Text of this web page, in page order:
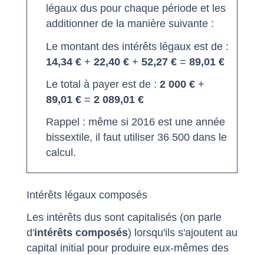
légaux dus pour chaque période et les
additionner de la manière suivante :
Le montant des intérêts légaux est de :
14,34 € + 22,40 € + 52,27 € = 89,01 €
Le total à payer est de : 2 000 € +
89,01 € = 2 089,01 €
Rappel : même si 2016 est une année
bissextile, il faut utiliser 36 500 dans le
calcul.
Intérêts légaux composés
Les intérêts dus sont capitalisés (on parle
d'intérêts composés) lorsqu'ils s'ajoutent au
capital initial pour produire eux-mêmes des